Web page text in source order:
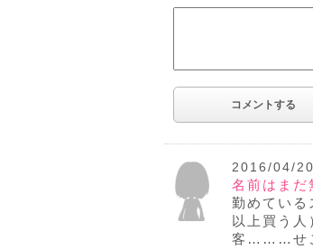
2016/04/
名前はまだ
勤めている
以上買う
客………せ